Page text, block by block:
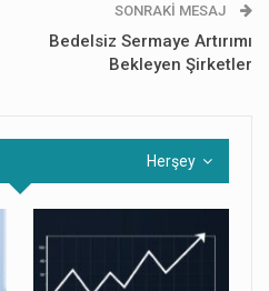
SONRAKI MESAJ
Bedelsiz Sermaye Artırımı
Bekleyen Şirketler
Herşey